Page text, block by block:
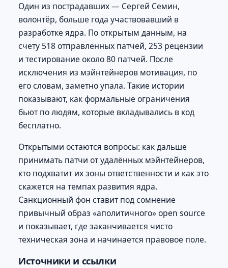
Один из пострадавших — Сергей Семин,
волонтёр, больше года участвовавший в
разработке ядра. По открытым данным, на
счету 518 отправленных патчей, 253 рецензии
и тестирование около 80 патчей. После
исключения из мэйнтейнеров мотивация, по
его словам, заметно упала. Такие истории
показывают, как формальные ограничения
бьют по людям, которые вкладывались в код
бесплатно.
Открытыми остаются вопросы: как дальше
принимать патчи от удалённых мэйнтейнеров,
кто подхватит их зоны ответственности и как это
скажется на темпах развития ядра.
Санкционный фон ставит под сомнение
привычный образ «аполитичного» open source
и показывает, где заканчивается чисто
техническая зона и начинается правовое поле.
Источники и ссылки